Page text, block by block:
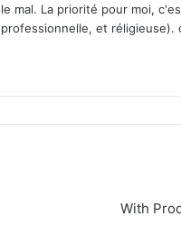
le mal. La priorité pour moi,
professionnelle, et réligieuse).
te
With